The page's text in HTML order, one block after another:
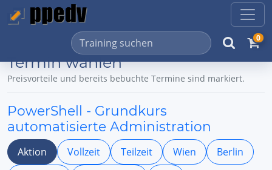
0
Termin wählen
Preisvorteile und bereits bebuchte Termine sind markiert.
PowerShell - Grundkurs
automatisierte Administration
Aktion Vollzeit Teilzeit Wien
Berlin